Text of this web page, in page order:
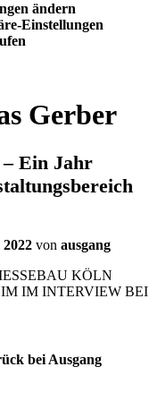
ändern
Einstellungen
Gerber
– Ein Jahr
von ausgang
bei Ausgang